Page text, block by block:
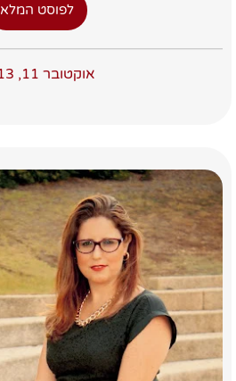
לפוסט המלא
אוקטובר 11, 2013